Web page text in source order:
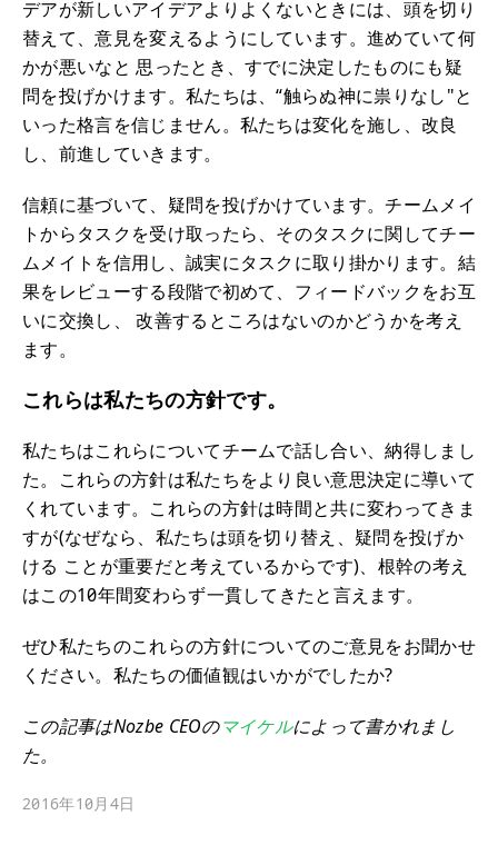
デアが新しいアイデアよりよくないときには、頭を切り
替えて、意見を変えるようにしています。進めていて何
かが悪いなと 思ったとき、すでに決定したものにも疑
問を投げかけます。私たちは、“触らぬ神に祟りなし"と
いった格言を信じません。私たちは変化を施し、改良
し、前進していきます。
信頼に基づいて、疑問を投げかけています。チームメイ
トからタスクを受け取ったら、そのタスクに関してチー
ムメイトを信用し、誠実にタスクに取り掛かります。結
果をレビューする段階で初めて、フィードバックをお互
いに交換し、 改善するところはないのかどうかを考え
ます。
これらは私たちの方針です。
私たちはこれらについてチームで話し合い、納得しまし
た。これらの方針は私たちをより良い意思決定に導いて
くれています。これらの方針は時間と共に変わってきま
すが(なぜなら、私たちは頭を切り替え、疑問を投げか
ける ことが重要だと考えているからです)、根幹の考え
はこの10年間変わらず一貫してきたと言えます。
ぜひ私たちのこれらの方針についてのご意見をお聞かせ
ください。私たちの価値観はいかがでしたか?
この記事はNozbe CEOのマイケルによって書かれまし
た。
2016年10月4日